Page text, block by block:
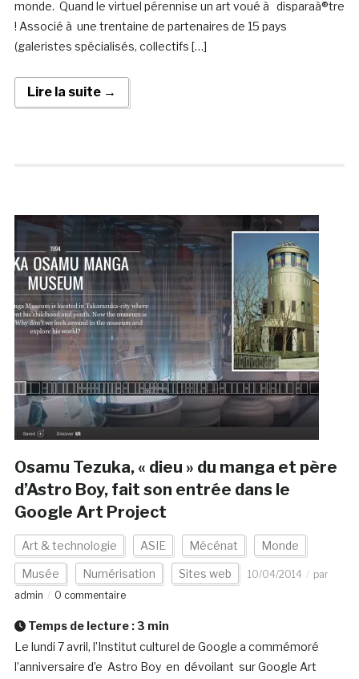
monde. Quand le virtuel pérennise un art voué à disparaà®tre
! Associé à une trentaine de partenaires de 15 pays
(galeristes spécialisés, collectifs […]
Lire la suite →
Osamu Tezuka, « dieu » du manga et père
d’Astro Boy, fait son entrée dans le
Google Art Project
Art & technologie ASIE Mécénat Monde
Musée Numérisation Sites web 10/04/2014
par
admin
0 commentaire
Temps de lecture : 3 min
Le lundi 7 avril, l’Institut culturel de Google a commémoré
l’anniversaire d’e Astro Boy en dévoilant sur Google Art